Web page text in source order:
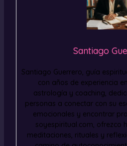
Santiago
Santiago Guerrero, guía
con años de experiencia
astrología y coaching,
personas a conectar con su
emocionales y encontrar
soyespiritual.com, ofrezco
meditaciones, rituales y